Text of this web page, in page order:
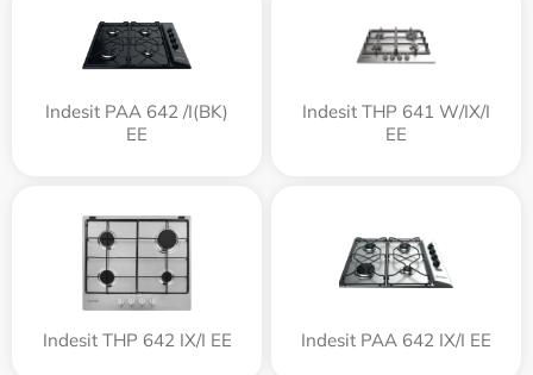
Indesit PAA 642 /I(BK)
EE
Indesit THP 641 W/IX/I
EE
Indesit THP 642 IX/I EE Indesit PAA 642 IX/I EE